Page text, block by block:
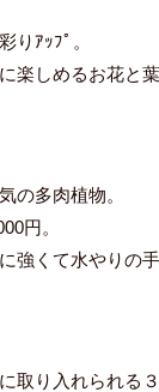
りｱｯﾌﾟ。
楽しめるお花と
の多肉植物。
円。
強くて水やりの
取り入れられる